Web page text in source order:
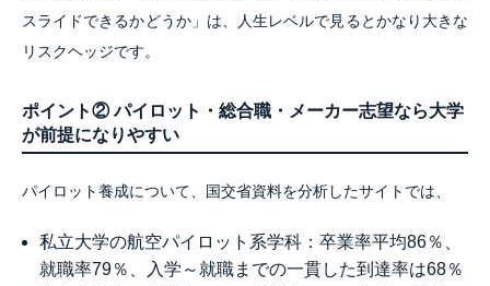
スライドできるかどうか」は、人生レベルで見るとかなり大きな
リスクヘッジです。
ポイント② パイロット・総合職・メーカー志望なら大学
が前提になりやすい
パイロット養成について、国交省資料を分析したサイトでは、
私立大学の航空パイロット系学科：卒業率平均86％、
就職率79％、入学～就職までの一貫した到達率は68％